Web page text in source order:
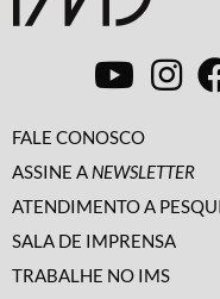
FALE CONOSCO
ASSINE A NEWSLETTER
ATENDIMENTO A
SALA DE IMPRENSA
TRABALHE NO IMS